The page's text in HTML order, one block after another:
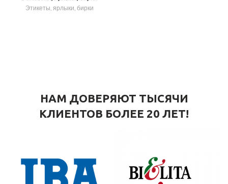
Этикеты, ярлыки, бирки
НАМ ДОВЕРЯЮТ ТЫСЯЧИ
КЛИЕНТОВ БОЛЕЕ 20 ЛЕТ!